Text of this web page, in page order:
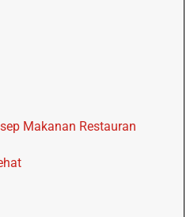
Makanan Restauran